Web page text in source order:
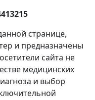
странице,
и предназначены
сайта не
медицинских
и выбор